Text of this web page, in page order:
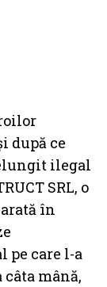
după ce
ilegal
SRL, o
în
pe care l-a
mână,